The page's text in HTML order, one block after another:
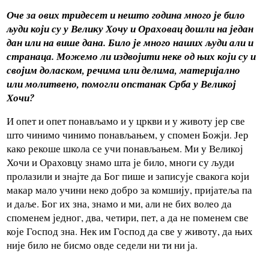
Оче за ових тридесет и нешто година много је било
људи који су у Велику Хочу и Ораховац дошли на један
дан или на више дана. Било је много наших људи али и
странаца. Можемо ли издвојити неке од њих који су и
својим доласком, речима или делима, материјално
или молитвено, помогли опстанак Срба у Великој
Хочи?
И опет и опет понављамо и у цркви и у животу јер све
што чинимо чинимо понављањем, у спомен Божји. Јер
како рекоше школа се учи понављањем. Ми у Великој
Хочи и Ораховцу знамо шта је било, многи су људи
пролазили и знајте да Бог пише и записује свакога који
макар мало учини неко добро за комшију, пријатеља па
и даље. Бог их зна, знамо и ми, али не бих волео да
споменем једног, два, четири, пет, а да не поменем све
које Господ зна. Нек им Господ да све у животу, да њих
није било не бисмо овде седели ни ти ни ја.